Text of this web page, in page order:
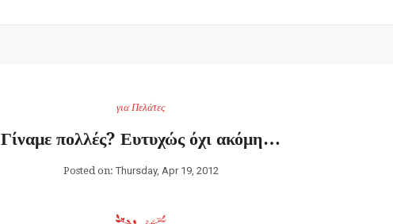
για Πελάτες
Γίναμε πολλές? Ευτυχώς όχι ακόμη…
Posted on: Thursday, Apr 19, 2012